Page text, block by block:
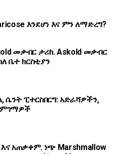
እንደሆነ እና ምን ለማድረግ?
መቃብር ታሪክ. Askold መቃብር
ቤተ ክርስቲያን
ሴንት ፒተርስበርግ: አድራሻዎችን,
እና አጠቃቀም. ነጭ Marshmallow